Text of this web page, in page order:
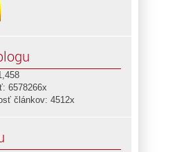
6578266x
článkov: 4512x